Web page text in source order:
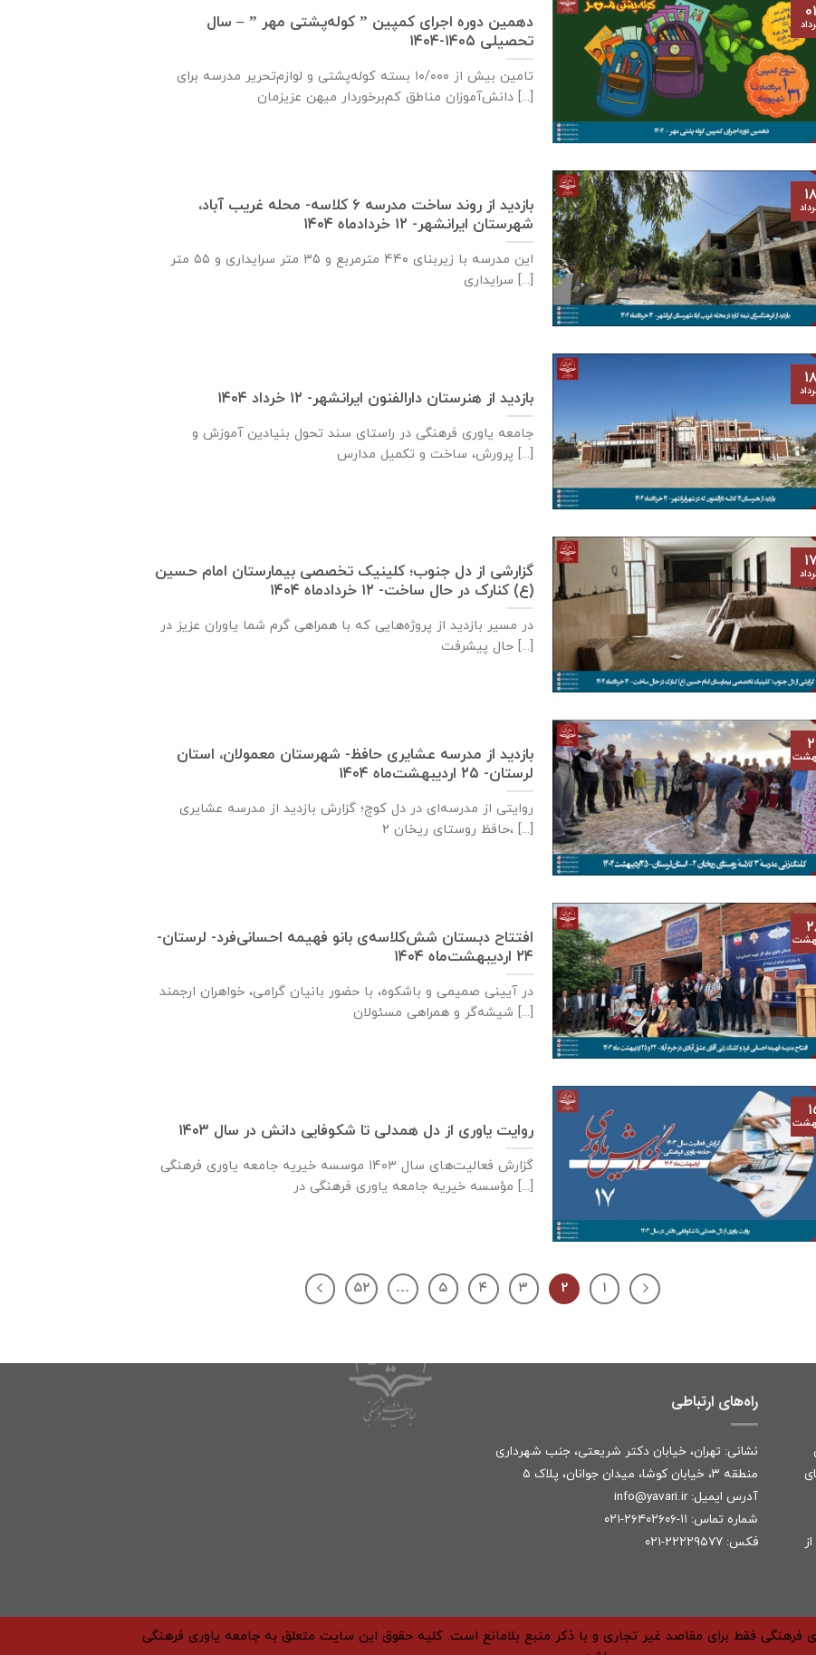
دهمین دوره اجرای کمپین ” کوله‌پشتی مهر ” – سال
تحصیلی ۱۴۰۵-۱۴۰۴
تامین بیش از ۱۰/۰۰۰ بسته کوله‌پشتی و لوازم‌تحریر مدرسه برای
دانش‌آموزان مناطق کم‌برخوردار میهن عزیزمان [...]
۰۱
بازدید از روند ساخت مدرسه ۶ کلاسه- محله غریب آباد،
شهرستان ایرانشهر- ۱۲ خردادماه ۱۴۰۴
سرایداری [...]
بازدید از هنرستان دارالفنون ایرانشهر- ۱۲ خرداد ۱۴۰۴
جامعه یاوری فرهنگی در راستای سند تحول بنیادین آموزش و
پرورش، ساخت و تکمیل مدارس [...]
گزارشی از دل جنوب؛ کلینیک تخصصی بیمارستان امام حسین
(ع) کنارک در حال ساخت- ۱۲ خردادماه ۱۴۰۴
در مسیر بازدید از پروژه‌هایی که با همراهی گرم شما یاوران عزیز در
حال پیشرفت [...]
بازدید از مدرسه عشایری حافظ- شهرستان معمولان، استان
لرستان- ۲۵ اردیبهشت‌ماه ۱۴۰۴
روایتی از مدرسه‌ای در دل کوچ؛ گزارش بازدید از مدرسه عشایری
حافظ روستای ریخان ۲، [...]
افتتاح دبستان شش‌کلاسه‌ی بانو فهیمه احسانی‌فرد- لرستان-
۲۴ اردیبهشت‌ماه ۱۴۰۴
در آیینی صمیمی و باشکوه، با حضور بانیان گرامی، خواهران ارجمند
شیشه‌گر و همراهی مسئولان [...]
روایت یاوری از دل همدلی تا شکوفایی دانش در سال ۱۴۰۳
گزارش فعالیت‌های سال ۱۴۰۳ موسسه خیریه جامعه یاوری فرهنگی
مؤسسه خیریه جامعه یاوری فرهنگی در [...]
۱ ۲ ۳ ۴ ۵ … ۵۲
راه‌های ارتباطی
نشانی: تهران، خیابان دکتر شریعتی، جنب شهرداری
منطقه ۳، خیابان کوشا، میدان جوانان، پلاک ۵
آدرس ایمیل: info@yavari.ir
شماره تماس: ۱۱-۲۶۴۰۲۶۰۶-۰۲۱
فکس: ۲۲۲۲۹۵۷۷-۰۲۱
فقط برای مقاصد غیر تجاری و با ذکر منبع بلامانع است. کلیه حقوق این سایت متعلق به جامعه یاوری فرهنگی